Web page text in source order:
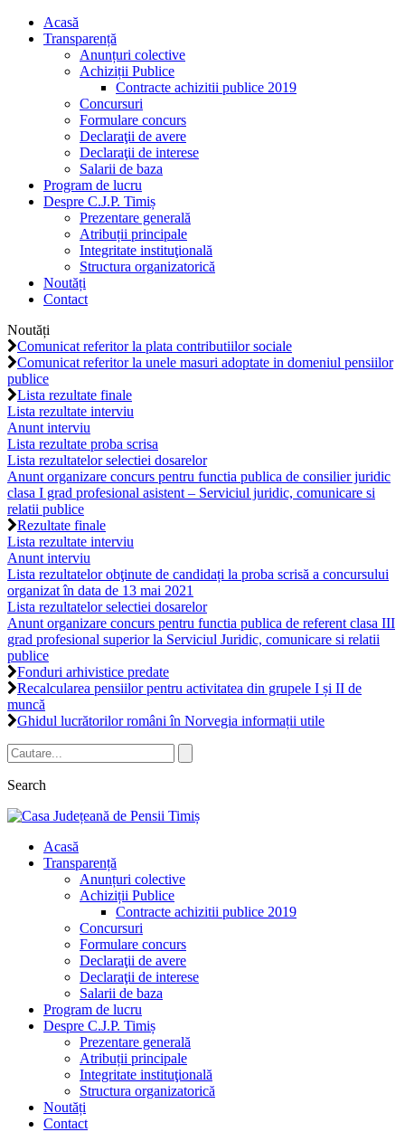
Acasă
Transparență
Anunțuri colective
Achiziții Publice
Contracte achizitii publice 2019
Concursuri
Formulare concurs
Declaraţii de avere
Declaraţii de interese
Salarii de baza
Program de lucru
Despre C.J.P. Timiș
Prezentare generală
Atribuții principale
Integritate instituţională
Structura organizatorică
Noutăți
Contact
Noutăți
Comunicat referitor la plata contributiilor sociale
Comunicat referitor la unele masuri adoptate in domeniul pensiilor
publice
Lista rezultate finale
Lista rezultate interviu
Anunt interviu
Lista rezultate proba scrisa
Lista rezultatelor selectiei dosarelor
Anunt organizare concurs pentru functia publica de consilier juridic
clasa I grad profesional asistent – Serviciul juridic, comunicare si
relatii publice
Rezultate finale
Lista rezultate interviu
Anunt interviu
Lista rezultatelor obţinute de candidați la proba scrisă a concursului
organizat în data de 13 mai 2021
Lista rezultatelor selectiei dosarelor
Anunt organizare concurs pentru functia publica de referent clasa III
grad profesional superior la Serviciul Juridic, comunicare si relatii
publice
Fonduri arhivistice predate
Recalcularea pensiilor pentru activitatea din grupele I și II de
muncă
Ghidul lucrătorilor români în Norvegia informații utile
Search
Acasă
Transparență
Anunțuri colective
Achiziții Publice
Contracte achizitii publice 2019
Concursuri
Formulare concurs
Declaraţii de avere
Declaraţii de interese
Salarii de baza
Program de lucru
Despre C.J.P. Timiș
Prezentare generală
Atribuții principale
Integritate instituţională
Structura organizatorică
Noutăți
Contact